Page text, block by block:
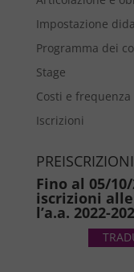
Impostazione
Programma dei
Stage
Costi e frequenza
Iscrizioni
PREISCRIZIONI
Fino al 05/
iscrizioni
l’a.a. 2022-